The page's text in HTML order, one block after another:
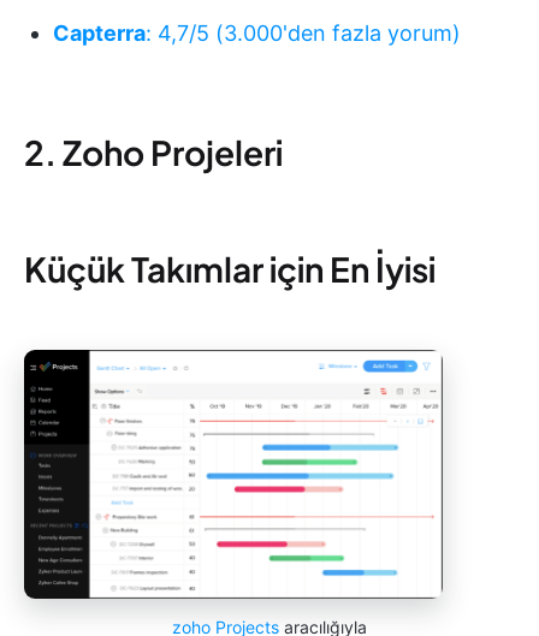
Capterra: 4,7/5 (3.000'den fazla yorum)
2. Zoho Projeleri
Küçük Takımlar için En İyisi
zoho Projects aracılığıyla